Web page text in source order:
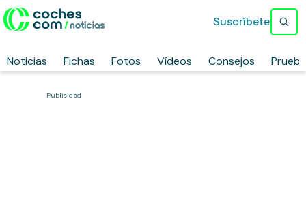
Noticias Fichas Fotos Vídeos Consejos
Suscríbete
Publicidad